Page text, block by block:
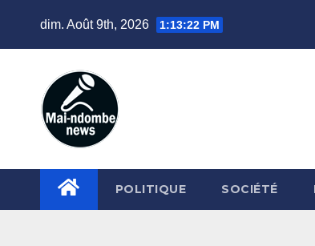
dim. Août 9th, 2026 1:13:23 PM
POLITIQUE SOCIÉTÉ